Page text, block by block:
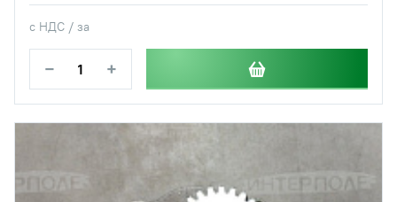
с НДС / за
− +